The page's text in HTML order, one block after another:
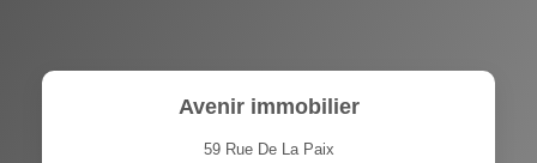
Avenir immobilier
59 Rue De La Paix